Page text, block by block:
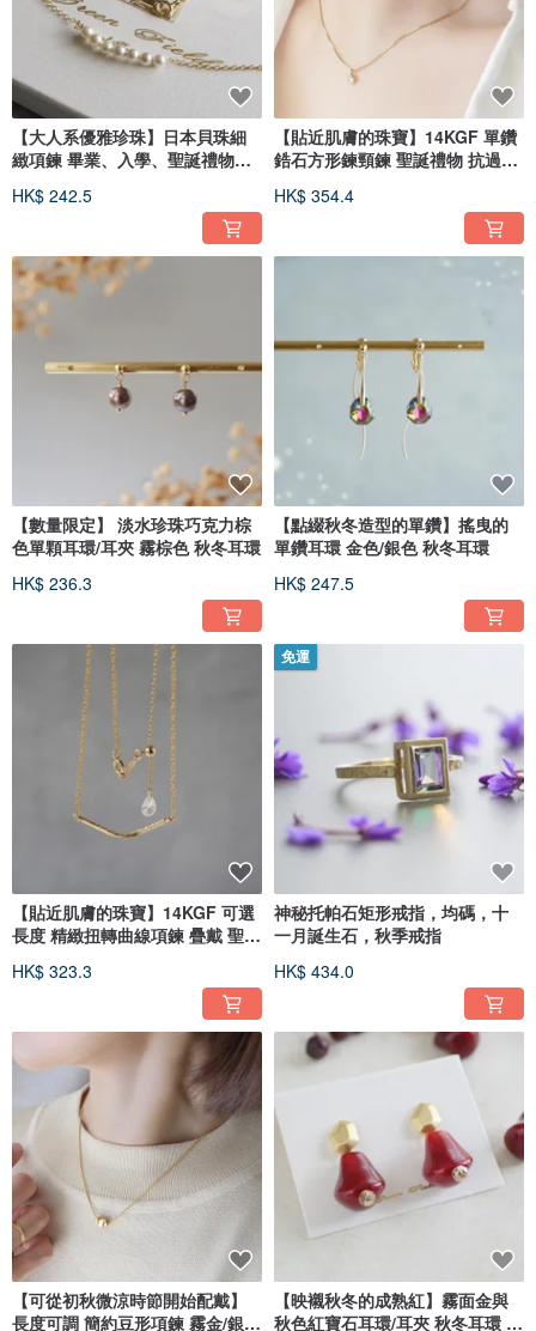
【大人系優雅珍珠】日本貝珠細
緻項鍊 畢業、入學、聖誕禮物皆
HK$ 242.5
【貼近肌膚的珠寶】14KGF 單鑽
鋯石方形鍊頸鍊 聖誕禮物 抗過敏
HK$ 354.4
【數量限定】 淡水珍珠巧克力棕
色單顆耳環/耳夾 霧棕色 秋冬耳環
HK$ 236.3
【點綴秋冬造型的單鑽】搖曳的
單鑽耳環 金色/銀色 秋冬耳環
HK$ 247.5
【貼近肌膚的珠寶】14KGF 可選
長度 精緻扭轉曲線項鍊 疊戴 聖誕
HK$ 323.3
免運
神秘托帕石矩形戒指，均碼，十
一月誕生石，秋季戒指
HK$ 434.0
【可從初秋微涼時節開始配戴】
長度可調 簡約豆形項鍊 霧金/銀
【映襯秋冬的成熟紅】霧面金與
秋色紅寶石耳環/耳夾 秋冬耳環 秋